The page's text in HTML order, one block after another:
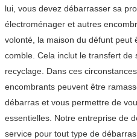
lui, vous devez débarrasser sa
électroménager et autres
volonté, la maison du défunt peut
comble. Cela inclut le transfert de
recyclage. Dans ces
encombrants peuvent être
débarras et vous permettre de
essentielles. Notre entreprise de
service pour tout type de débarras